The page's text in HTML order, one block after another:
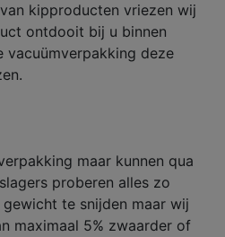
kipproducten vriezen wij
ontdooit bij u binnen
vacuümverpakking deze
maar kunnen qua
proberen alles zo
te snijden maar wij
maximaal 5% zwaarder of